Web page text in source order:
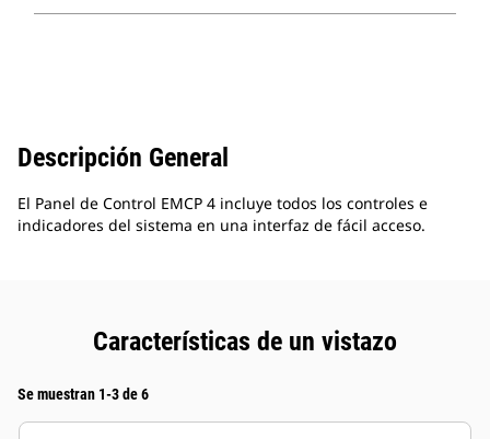
Descripción General
El Panel de Control EMCP 4 incluye todos los controles e
indicadores del sistema en una interfaz de fácil acceso.
Características de un vistazo
Se muestran 1-3 de 6